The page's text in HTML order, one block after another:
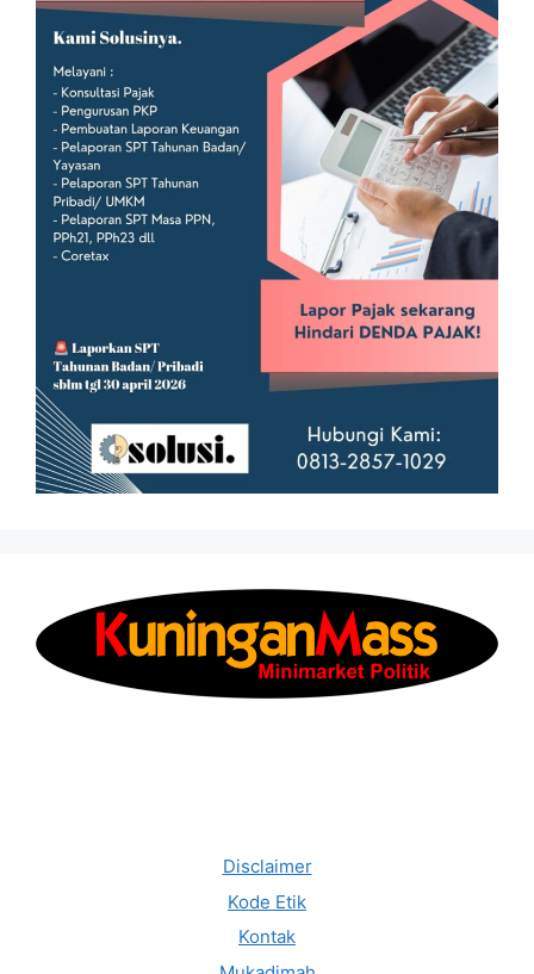
Disclaimer
Kode Etik
Kontak